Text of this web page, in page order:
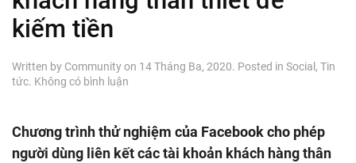
kiếm tiền
Written by Communityon 14 Tháng Ba, 2020. Posted in Social, Tin
tức. Không có bình luận
thử
nghiệm
chương
Chương trình thử nghiệm của Facebook cho phép
người dùng liên kết các tài khoản khách hàng thân